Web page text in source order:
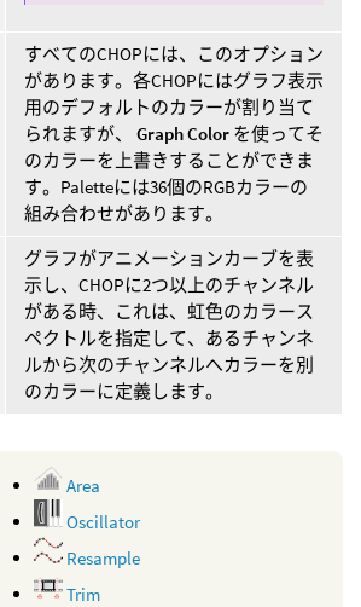
すべてのCHOPには、このオプション
があります。各CHOPにはグラフ表示
用のデフォルトのカラーが割り当て
られますが、 Graph Color を使ってそ
のカラーを上書きすることができま
す。Paletteには36個のRGBカラーの
組み合わせがあります。
グラフがアニメーションカーブを表
示し、CHOPに2つ以上のチャンネル
がある時、これは、虹色のカラース
ペクトルを指定して、あるチャンネ
ルから次のチャンネルへカラーを別
のカラーに定義します。
Area
Oscillator
Resample
Trim